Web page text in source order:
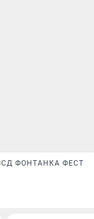
ФОНТАНКА ФЕСТ